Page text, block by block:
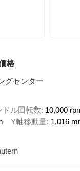
格
グセンター
ドル回転数 10,000
Y軸移動量 1,016